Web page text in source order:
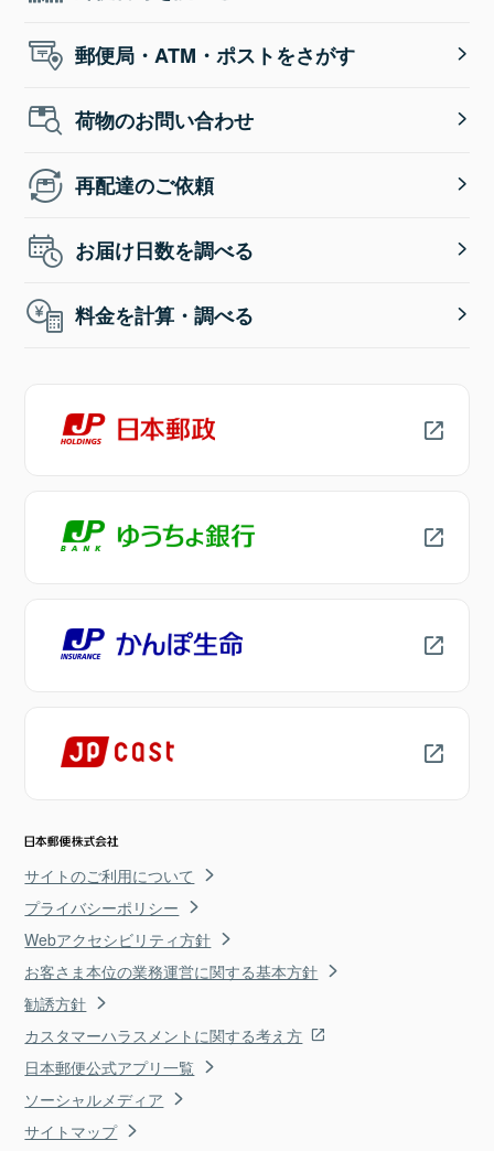
郵便局・ATM・ポストをさがす
荷物のお問い合わせ
再配達のご依頼
お届け日数を調べる
料金を計算・調べる
サイトのご利用について
プライバシーポリシー
Webアクセシビリティ方針
お客さま本位の業務運営に関する基本方針
勧誘方針
カスタマーハラスメントに関する考え方
日本郵便公式アプリ一覧
ソーシャルメディア
サイトマップ